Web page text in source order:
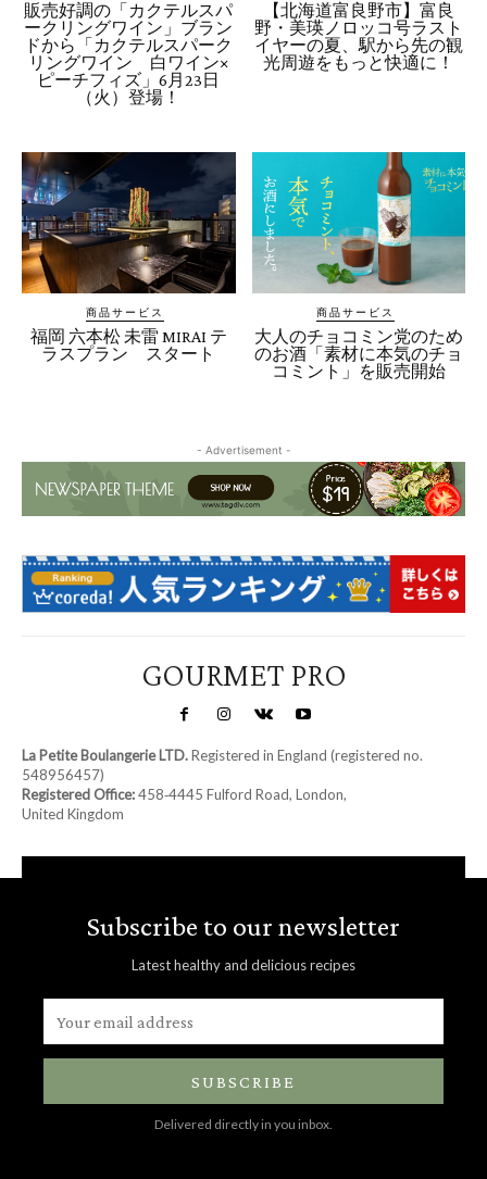
販売好調の「カクテルスパ
ークリングワイン」ブラン
ドから「カクテルスパーク
リングワイン 白ワイン×
ピーチフィズ」6月23日
（火）登場！
【北海道富良野市】富良
野・美瑛ノロッコ号ラスト
イヤーの夏、駅から先の観
光周遊をもっと快適に！
商品サービス
福岡 六本松 未雷 MIRAI テ
ラスプラン スタート
商品サービス
大人のチョコミン党のため
のお酒「素材に本気のチョ
コミント」を販売開始
- Advertisement -
GOURMET PRO
La Petite Boulangerie LTD.Registered in England (registered no.
548956457)
Registered Office:458‑4445 Fulford Road, London,
United Kingdom
Subscribe to our newsletter
Latest healthy and delicious recipes
SUBSCRIBE
Delivered directly in you inbox.